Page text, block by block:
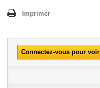
Imprimer
Connectez-vous pour